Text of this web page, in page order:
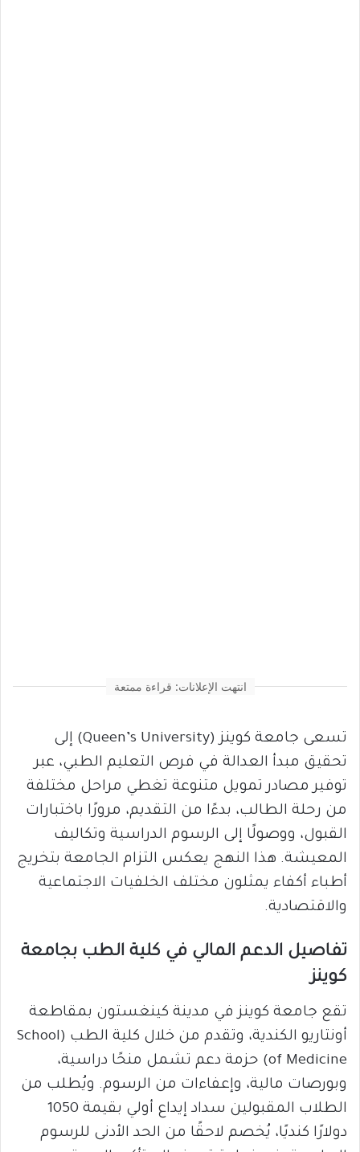
انتهت الإعلانات: قراءة ممتعة
تسعى جامعة كوينز (Queen’s University) إلى
تحقيق مبدأ العدالة في فرص التعليم الطبي، عبر
توفير مصادر تمويل متنوعة تغطي مراحل مختلفة
من رحلة الطالب، بدءًا من التقديم، مرورًا باختبارات
القبول، ووصولًا إلى الرسوم الدراسية وتكاليف
المعيشة. هذا النهج يعكس التزام الجامعة بتخريج
أطباء أكفاء يمثلون مختلف الخلفيات الاجتماعية
والاقتصادية.
تفاصيل الدعم المالي في كلية الطب بجامعة
كوينز
تقع جامعة كوينز في مدينة كينغستون بمقاطعة
أونتاريو الكندية، وتقدم من خلال كلية الطب (School
of Medicine) حزمة دعم تشمل منحًا دراسية،
وبورصات مالية، وإعفاءات من الرسوم. ويُطلب من
الطلاب المقبولين سداد إيداع أولي بقيمة 1050
دولارًا كنديًا، يُخصم لاحقًا من الحد الأدنى للرسوم